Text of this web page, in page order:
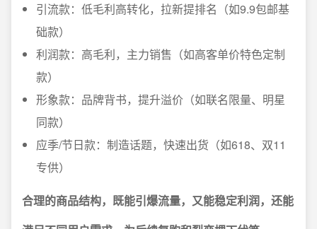
引流款：低毛利高转化，拉新提排名（如9.9包邮基
础款）
利润款：高毛利，主力销售（如高客单价特色定制
款）
形象款：品牌背书，提升溢价（如联名限量、明星
同款）
应季/节日款：制造话题，快速出货（如618、双11
专供）
合理的商品结构，既能引爆流量，又能稳定利润，还能